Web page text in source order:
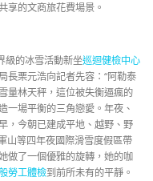
享的文商旅花費場景。
級的冰雪活動新坐巡迴健檢中心
長栗元浩向記者先容：“阿勒泰
量林天秤，這位被失衡逼瘋的
一場平衡的三角戀愛。年夜、
，今朝已建成平地、越野、野
山等四年夜國際滑雪度假區帶
做了一個優雅的旋轉，她的咖
勞工體檢到前所未有的平靜。